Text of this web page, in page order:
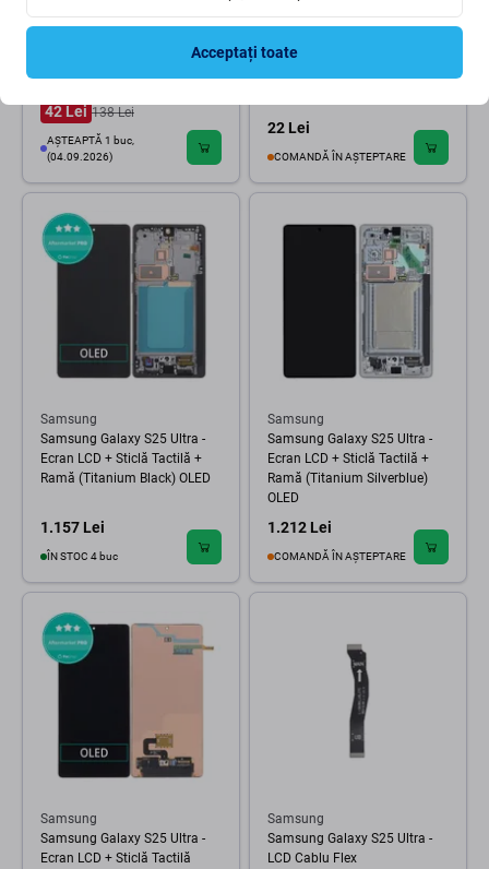
Samsung
Conector de Încărcare Placă
PCB
42 Lei 138 Lei
AȘTEAPTĂ 1 buc,
(04.09.2026)
Samsung
Principal Cablu Flex
22 Lei
COMANDĂ ÎN AȘTEPTARE
Samsung
Samsung Galaxy S25 Ultra -
Ecran LCD + Sticlă Tactilă +
Ramă (Titanium Black) OLED
1.157 Lei
ÎN STOC 4 buc
Samsung
Samsung Galaxy S25 Ultra -
Ecran LCD + Sticlă Tactilă +
Ramă (Titanium Silverblue)
OLED
1.212 Lei
COMANDĂ ÎN AȘTEPTARE
Samsung
Samsung Galaxy S25 Ultra -
Ecran LCD + Sticlă Tactilă
Samsung
Samsung Galaxy S25 Ultra -
LCD Cablu Flex
Acceptați toate